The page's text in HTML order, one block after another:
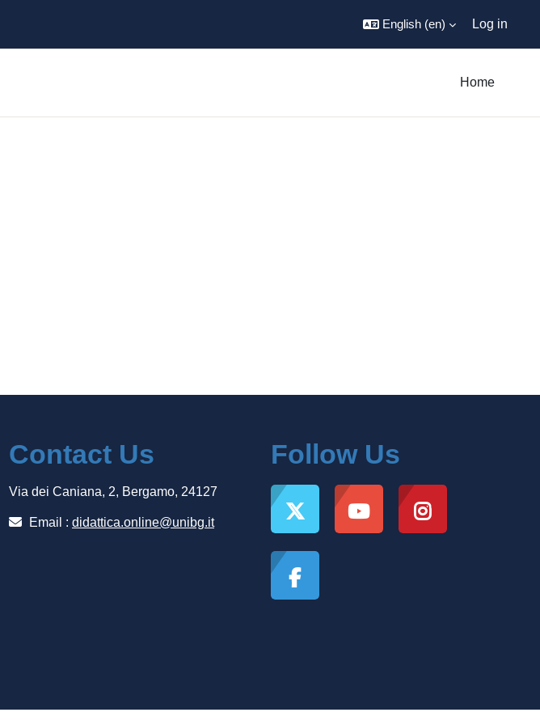
English ‎(en)‎ Log in
Home
Contact Us
Via dei Caniana, 2, Bergamo, 24127
Email : didattica.online@unibg.it
Follow Us